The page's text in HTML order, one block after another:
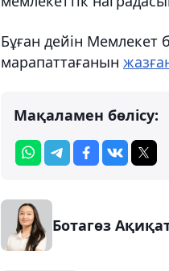
Бұған дейін Мемлекет
марапаттағанын
Мақаламен бөлісу:
Ботагөз